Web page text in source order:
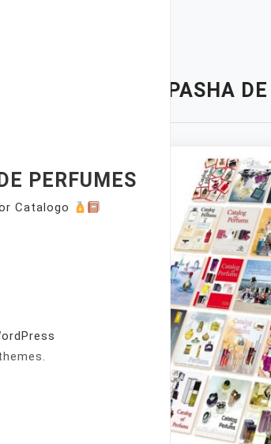
PERFUMES
Catalogo
PASHA